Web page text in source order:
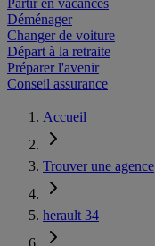
Partir en vacances
Déménager
Changer de voiture
Départ à la retraite
Préparer l'avenir
Conseil assurance
Accueil
Trouver une agence
herault 34